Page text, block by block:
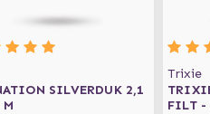
SILVERDUK 2,1
Trixie
FILT -